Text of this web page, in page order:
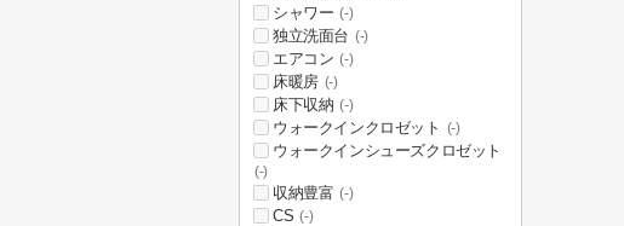
シャワー (-)
独立洗面台 (-)
エアコン (-)
床暖房 (-)
床下収納 (-)
ウォークインクロゼット (-)
ウォークインシューズクロゼット
(-)
収納豊富 (-)
CS (-)